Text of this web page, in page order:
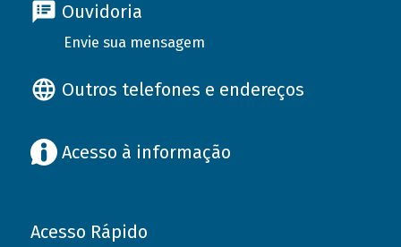
Ouvidoria
Envie sua mensagem
Outros telefones e endereços
Acesso à informação
Acesso Rápido